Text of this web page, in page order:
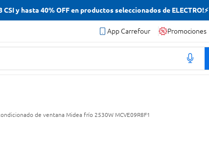
CSI y hasta 40% OFF en productos seleccionados de ELECTRO!⚡
App Carrefour Promociones
de ventana Midea frío 2530W MCVE09R8F1